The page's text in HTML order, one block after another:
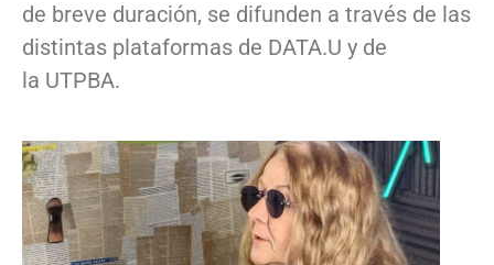
de breve duración, se difunden a través de las
distintas plataformas de DATA.U y de
la UTPBA.